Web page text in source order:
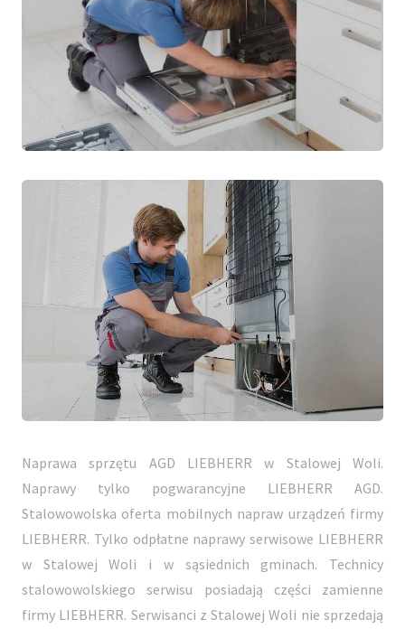
Naprawa sprzętu AGD LIEBHERR w Stalowej Woli.
Naprawy tylko pogwarancyjne LIEBHERR AGD.
Stalowowolska oferta mobilnych napraw urządzeń firmy
LIEBHERR. Tylko odpłatne naprawy serwisowe LIEBHERR
w Stalowej Woli i w sąsiednich gminach. Technicy
stalowowolskiego serwisu posiadają części zamienne
firmy LIEBHERR. Serwisanci z Stalowej Woli nie sprzedają